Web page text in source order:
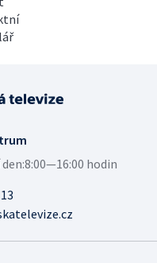
8:00—16:00 hodin